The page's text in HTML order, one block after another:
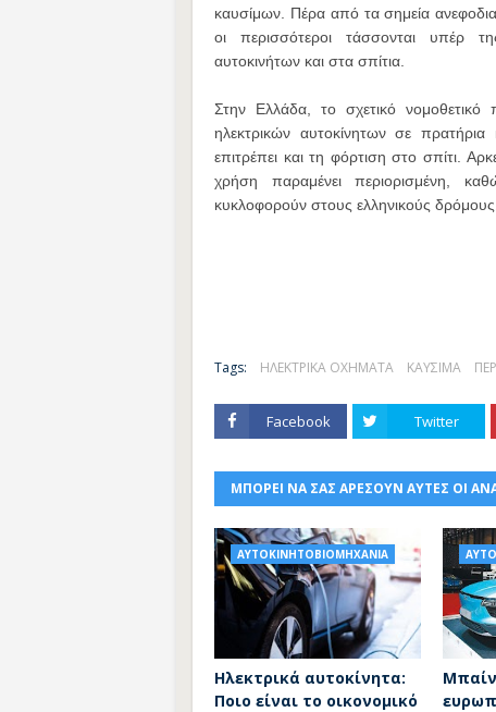
καυσίμων. Πέρα από τα σημεία
οι περισσότεροι τάσσονται υπέρ
αυτοκινήτων και στα σπίτια.
Στην Ελλάδα, το σχετικό νομοθετικό
ηλεκτρικών αυτοκίνητων σε
επιτρέπει και τη φόρτιση στο σπίτι.
χρήση παραμένει περιορισμένη,
κυκλοφορούν στους ελληνικούς δρόμους.
Tags: ΗΛΕΚΤΡΙΚΑ ΟΧΗΜΑΤΑ ΚΑΥΣΙΜΑ
Facebook Twitter
ΜΠΟΡΕΙ ΝΑ ΣΑΣ ΑΡΕΣΟΥΝ ΑΥΤΕΣ ΟΙ
ΑΥΤΟΚΙΝΗΤΟΒΙΟΜΗΧΑΝΙΑ
Ηλεκτρικά αυτοκίνητα:
Ποιο είναι το οικονομικό